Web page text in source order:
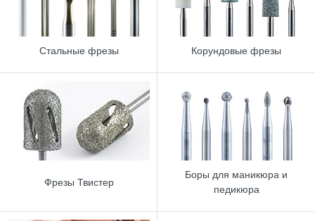
Стальные фрезы Корундовые фрезы
Фрезы Твистер
Боры для маникюра и
педикюра